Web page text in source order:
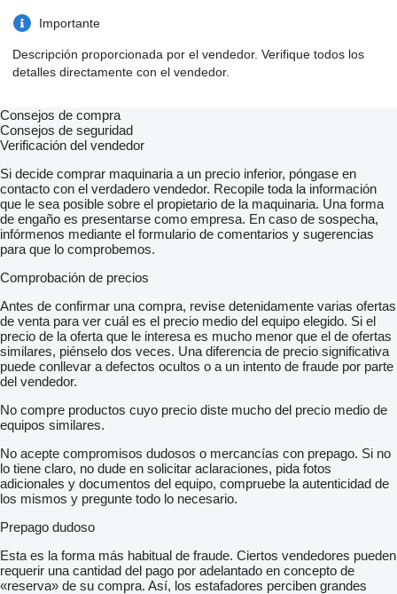
Importante
Descripción proporcionada por el vendedor. Verifique todos los
detalles directamente con el vendedor.
Consejos de compra
Consejos de seguridad
Verificación del vendedor
Si decide comprar maquinaria a un precio inferior, póngase en
contacto con el verdadero vendedor. Recopile toda la información
que le sea posible sobre el propietario de la maquinaria. Una forma
de engaño es presentarse como empresa. En caso de sospecha,
infórmenos mediante el formulario de comentarios y sugerencias
para que lo comprobemos.
Comprobación de precios
Antes de confirmar una compra, revise detenidamente varias ofertas
de venta para ver cuál es el precio medio del equipo elegido. Si el
precio de la oferta que le interesa es mucho menor que el de ofertas
similares, piénselo dos veces. Una diferencia de precio significativa
puede conllevar a defectos ocultos o a un intento de fraude por parte
del vendedor.
No compre productos cuyo precio diste mucho del precio medio de
equipos similares.
No acepte compromisos dudosos o mercancías con prepago. Si no
lo tiene claro, no dude en solicitar aclaraciones, pida fotos
adicionales y documentos del equipo, compruebe la autenticidad de
los mismos y pregunte todo lo necesario.
Prepago dudoso
Esta es la forma más habitual de fraude. Ciertos vendedores pueden
requerir una cantidad del pago por adelantado en concepto de
«reserva» de su compra. Así, los estafadores perciben grandes